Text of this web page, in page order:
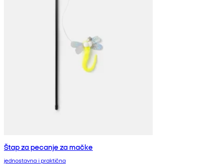
Štap za pecanje za mačke
jednostavna i praktična